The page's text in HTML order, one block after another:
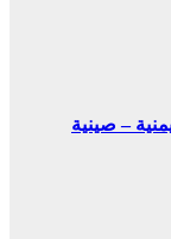
– صينية